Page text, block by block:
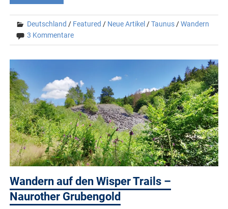
Deutschland / Featured / Neue Artikel /Taunus /Wandern
3 Kommentare
Wandern auf den Wisper Trails –
Naurother Grubengold